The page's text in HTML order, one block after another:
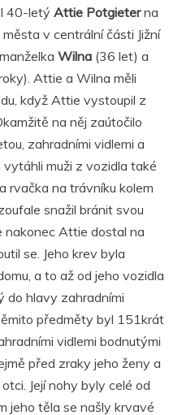
40-letý Attie Potgieterna
v centrální části Jižní
Wilna (36 let) a
Attie a Wilna měli
když Attie vystoupil z
na něj zaútočilo
zahradními vidlemi a
muži z vozidla také
rvačka na trávníku kolem
snažil bránit svou
nakonec Attie dostal na
se. Jeho krev byla
a to až od jeho vozidla
do hlavy zahradními
předměty byl 151krát
vidlemi bodnutými
před zraky jeho ženy a
Její nohy byly celé od
jeho těla se našly krvavé